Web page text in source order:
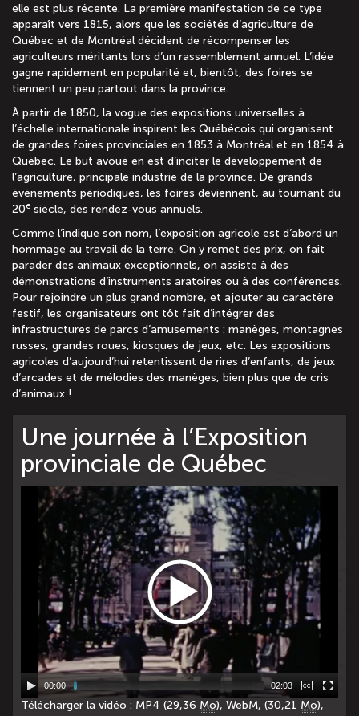
elle est plus récente. La première manifestation de ce type
apparaît vers 1815, alors que les sociétés d’agriculture de
Québec et de Montréal décident de récompenser les
agriculteurs méritants lors d’un rassemblement annuel. L’idée
gagne rapidement en popularité et, bientôt, des foires se
tiennent un peu partout dans la province.
À partir de 1850, la vogue des expositions universelles à
l’échelle internationale inspirent les Québécois qui organisent
de grandes foires provinciales en 1853 à Montréal et en 1854 à
Québec. Le but avoué en est d’inciter le développement de
l’agriculture, principale industrie de la province. De grands
événements périodiques, les foires deviennent, au tournant du
20e siècle, des rendez-vous annuels.
Comme l’indique son nom, l’exposition agricole est d’abord un
hommage au travail de la terre. On y remet des prix, on fait
parader des animaux exceptionnels, on assiste à des
démonstrations d’instruments aratoires ou à des conférences.
Pour rejoindre un plus grand nombre, et ajouter au caractère
festif, les organisateurs ont tôt fait d’intégrer des
infrastructures de parcs d’amusements : manèges, montagnes
russes, grandes roues, kiosques de jeux, etc. Les expositions
agricoles d’aujourd’hui retentissent de rires d’enfants, de jeux
d’arcades et de mélodies des manèges, bien plus que de cris
d’animaux !
Une journée à l’Exposition
provinciale de Québec
00:00 02:03
Télécharger la vidéo : MP4 (29,36 Mo), WebM, (30,21 Mo),